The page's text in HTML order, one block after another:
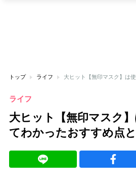
トップ ライフ
ライフ
大ヒット【無印マスク
てわかったおすすめ点